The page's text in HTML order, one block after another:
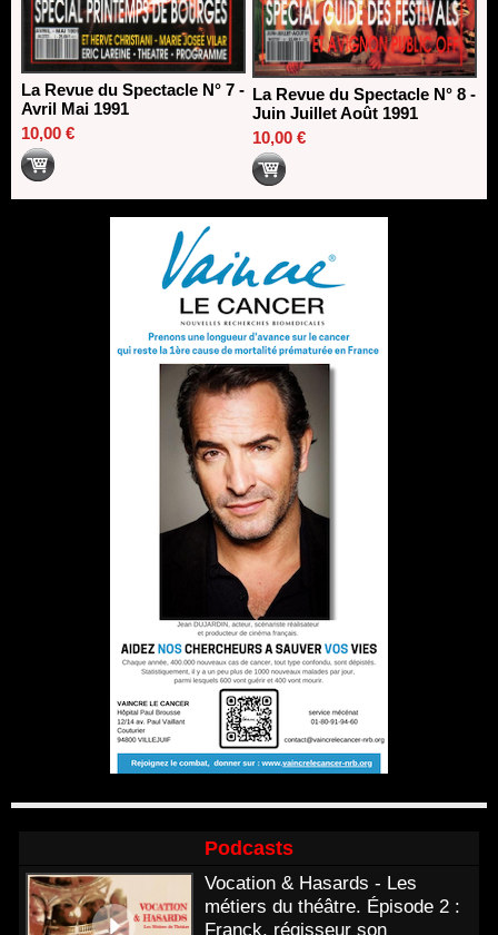
La Revue du Spectacle N° 7 -
Avril Mai 1991
10,00 €
La Revue du Spectacle N° 8 -
Juin Juillet Août 1991
10,00 €
Podcasts
Vocation & Hasards - Les
métiers du théâtre. Épisode 2 :
Franck, régisseur son